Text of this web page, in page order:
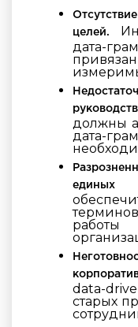
целей.
дата-
должны
дата-
единых
data-
старых